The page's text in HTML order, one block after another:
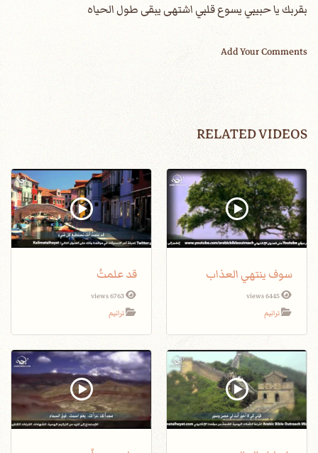
بقربك يا حبيبي يسوع قلبي اشتهى يبقى طول الحياه
Add Your Comments
RELATED VIDEOS
سوف ينتهي العذاب
6445 views
ترانيم
قد علمتُ
6763 views
ترانيم